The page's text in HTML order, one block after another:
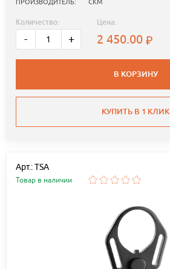
ПРОИЗВОДИТЕЛЬ: СКМ
Количество:
- +
Цена:
2 450.00
В КОРЗИНУ
КУПИТЬ В 1 КЛИК
Арт.: TSA
Товар в наличии